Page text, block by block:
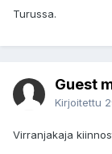
Turussa.
Guest
Kirjoitettu
Virranjakaja